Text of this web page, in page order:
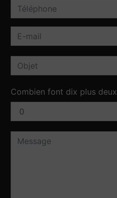
Combien font dix plus deux